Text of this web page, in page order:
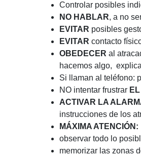
Controlar posibles
NO HABLAR, a no
EVITAR posibles
EVITAR contacto
OBEDECER al
hacemos algo,
Si llaman al teléfono:
NO intentar frustrar
ACTIVAR LA
instrucciones de los
MÁXIMA ATENCIÓN:
observar todo lo
memorizar las zonas